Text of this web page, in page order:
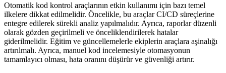
Otomatik kod kontrol araçlarının etkin kullanımı için bazı temel
ilkelere dikkat edilmelidir. Öncelikle, bu araçlar CI/CD süreçlerine
entegre edilerek sürekli analiz yapılmalıdır. Ayrıca, raporlar düzenli
olarak gözden geçirilmeli ve önceliklendirilerek hatalar
giderilmelidir. Eğitim ve güncellemelerle ekiplerin araçlara aşinalığı
artırılmalı. Ayrıca, manuel kod incelemesiyle otomasyonun
tamamlayıcı olması, hata oranını düşürür ve güvenliği artırır.